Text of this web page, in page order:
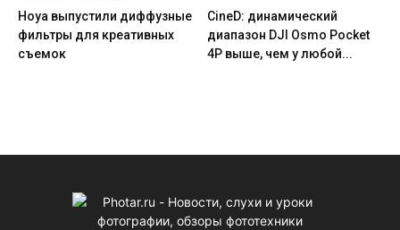
Hoya выпустили диффузные
фильтры для креативных
съемок
CineD: динамический
диапазон DJI Osmo Pocket
4P выше, чем у любой...